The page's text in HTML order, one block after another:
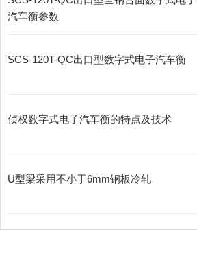
汽车衡参数
SCS-120T-QC出口型数字式电子汽车衡
侦权数字式电子汽车衡的特点及技术
U型梁采用不小于6mm钢板冷轧